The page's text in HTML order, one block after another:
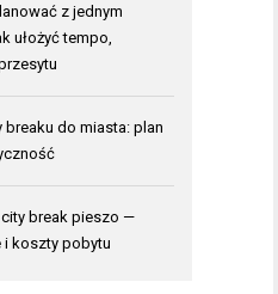
z jednym
ułożyć tempo,
do miasta: plan
break pieszo —
i koszty pobytu